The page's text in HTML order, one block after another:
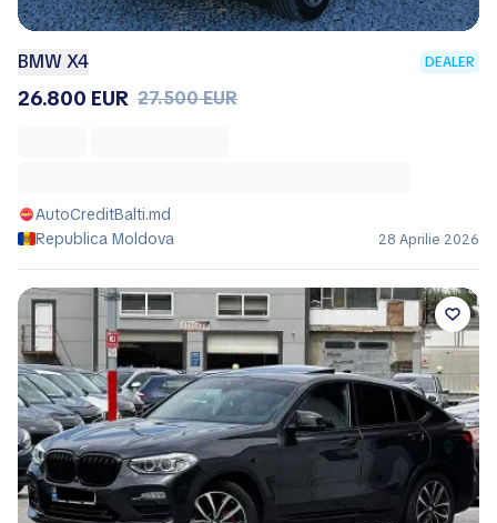
BMW X4 DEALER
26.800 EUR 27.500 EUR
AutoCreditBalti.md
Republica Moldova
28 Aprilie 2026